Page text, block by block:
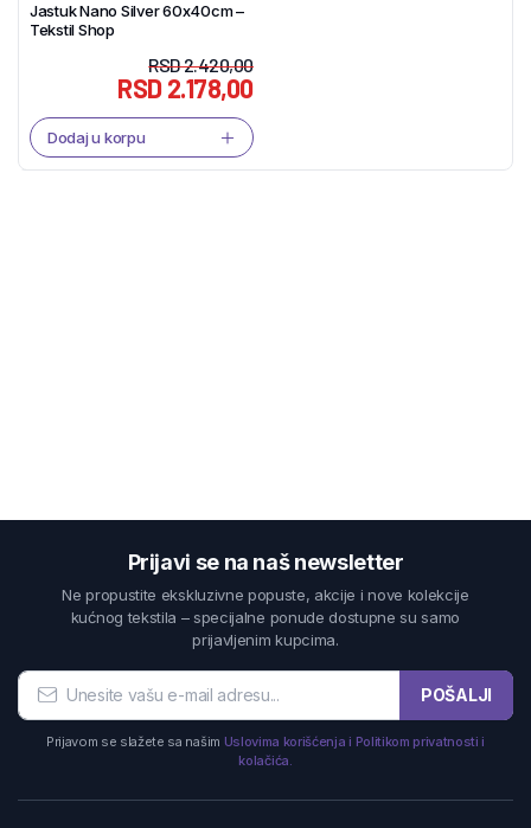
Jastuk Nano Silver 60x40cm –
Tekstil Shop
RSD2.420,00
RSD2.178,00
Dodaj u korpu
Prijavi se na naš newsletter
Ne propustite ekskluzivne popuste, akcije i nove kolekcije
kućnog tekstila – specijalne ponude dostupne su samo
prijavljenim kupcima.
POŠALJI
Prijavom se slažete sa našim Uslovima korišćenja i Politikom privatnosti i
kolačića.